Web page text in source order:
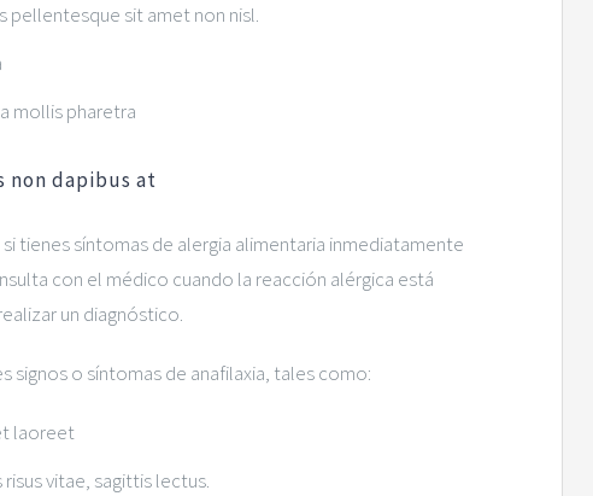
pellentesque sit amet non nisl.
mollis pharetra
dapibus at
tienes síntomas de alergia alimentaria inmediatamente
con el médico cuando la reacción alérgica está
un diagnóstico.
signos o síntomas de anafilaxia, tales como:
laoreet
vitae, sagittis lectus.